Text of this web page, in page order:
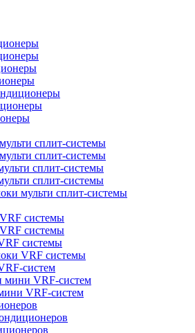
сплит-системы
сплит-системы
сплит-системы
сплит-системы
мульти сплит-системы
системы
системы
системы
VRF системы
систем
мини VRF-систем
VRF-систем